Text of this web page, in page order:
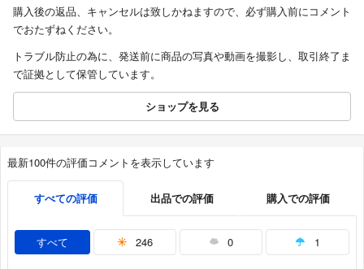
購入後の返品、キャンセルは致しかねますので、必ず購入前にコメント
でおたずねください。
トラブル防止の為に、発送前に商品の写真や動画を撮影し、取引終了ま
で証拠として保管しています。
ショップを見る
最新100件の評価コメントを表示しています
すべての評価 出品での評価 購入での評価
すべて 246 0 1